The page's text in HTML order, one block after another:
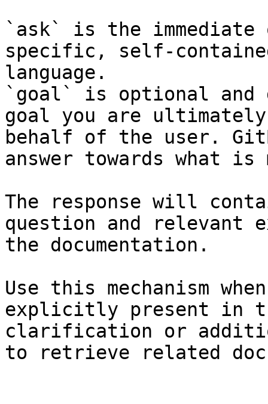
`ask` is the
specific, self-
language.
`goal` is optional and
goal you are
behalf of the user.
answer towards what
The response will
question and relevant
the documentation.
Use this mechanism
explicitly present in
clarification or